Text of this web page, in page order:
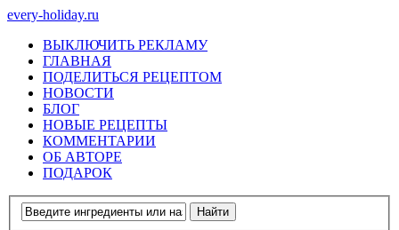
every-holiday.ru
ВЫКЛЮЧИТЬ РЕКЛАМУ
ГЛАВНАЯ
ПОДЕЛИТЬСЯ РЕЦЕПТОМ
НОВОСТИ
БЛОГ
НОВЫЕ РЕЦЕПТЫ
КОММЕНТАРИИ
ОБ АВТОРЕ
ПОДАРОК